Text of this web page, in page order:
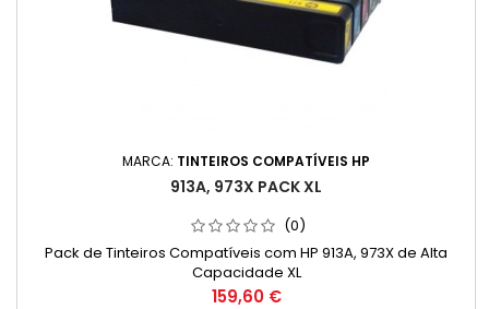
MARCA: TINTEIROS COMPATÍVEIS HP
913A, 973X PACK XL
(0)
Pack de Tinteiros Compatíveis com HP 913A, 973X de Alta
Capacidade XL
Preço
159,60 €